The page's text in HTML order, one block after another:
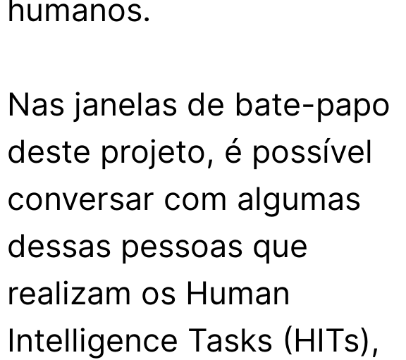
humanos.
Nas janelas de bate-papo
deste projeto, é possível
conversar com algumas
dessas pessoas que
realizam os Human
Intelligence Tasks (HITs),